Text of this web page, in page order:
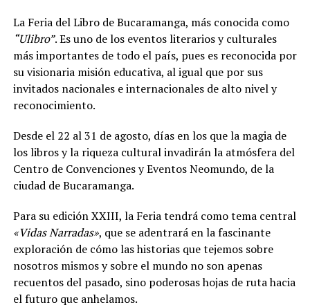
La Feria del Libro de Bucaramanga, más conocida como
“Ulibro”. Es uno de los eventos literarios y culturales
más importantes de todo el país, pues es reconocida por
su visionaria misión educativa, al igual que por sus
invitados nacionales e internacionales de alto nivel y
reconocimiento.
Desde el 22 al 31 de agosto, días en los que la magia de
los libros y la riqueza cultural invadirán la atmósfera del
Centro de Convenciones y Eventos Neomundo, de la
ciudad de Bucaramanga.
Para su edición XXIII, la Feria tendrá como tema central
«Vidas Narradas», que se adentrará en la fascinante
exploración de cómo las historias que tejemos sobre
nosotros mismos y sobre el mundo no son apenas
recuentos del pasado, sino poderosas hojas de ruta hacia
el futuro que anhelamos.